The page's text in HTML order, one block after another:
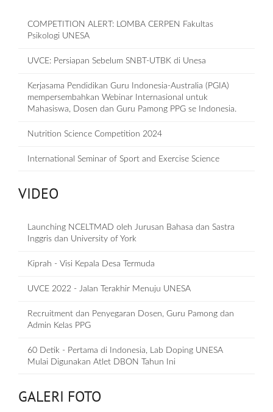
COMPETITION ALERT: LOMBA CERPEN Fakultas
Psikologi UNESA
UVCE: Persiapan Sebelum SNBT-UTBK di Unesa
Kerjasama Pendidikan Guru Indonesia-Australia (PGIA)
mempersembahkan Webinar Internasional untuk
Mahasiswa, Dosen dan Guru Pamong PPG se Indonesia.
Nutrition Science Competition 2024
International Seminar of Sport and Exercise Science
VIDEO
Launching NCELTMAD oleh Jurusan Bahasa dan Sastra
Inggris dan University of York
Kiprah - Visi Kepala Desa Termuda
UVCE 2022 - Jalan Terakhir Menuju UNESA
Recruitment dan Penyegaran Dosen, Guru Pamong dan
Admin Kelas PPG
60 Detik - Pertama di Indonesia, Lab Doping UNESA
Mulai Digunakan Atlet DBON Tahun Ini
GALERI FOTO